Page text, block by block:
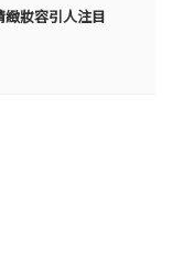
妝容引人注目